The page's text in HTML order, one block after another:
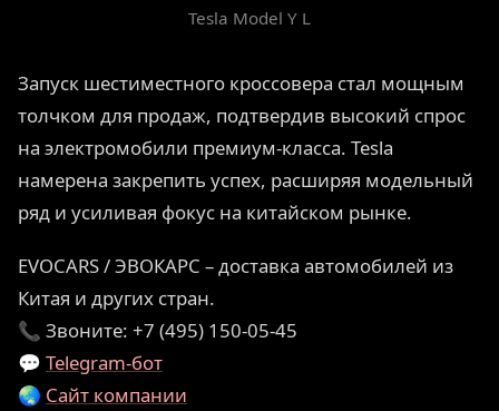
Tesla Model Y L
Запуск шестиместного кроссовера стал мощным
толчком для продаж, подтвердив высокий спрос
на электромобили премиум-класса. Tesla
намерена закрепить успех, расширяя модельный
ряд и усиливая фокус на китайском рынке.
EVOCARS / ЭВОКАРС – доставка автомобилей из
Китая и других стран.
📞 Звоните: +7 (495) 150-05-45
💬 Telegram-бот
🌏 Сайт компании